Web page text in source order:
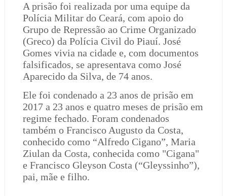
A prisão foi realizada por uma equipe da
Polícia Militar do Ceará, com apoio do
Grupo de Repressão ao Crime Organizado
(Greco) da Polícia Civil do Piauí. José
Gomes vivia na cidade e, com documentos
falsificados, se apresentava como José
Aparecido da Silva, de 74 anos.
Ele foi condenado a 23 anos de prisão em
2017 a 23 anos e quatro meses de prisão em
regime fechado. Foram condenados
também o Francisco Augusto da Costa,
conhecido como “Alfredo Cigano”, Maria
Ziulan da Costa, conhecida como "Cigana"
e Francisco Gleyson Costa (“Gleyssinho”),
pai, mãe e filho.